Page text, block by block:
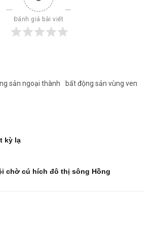
Đánh giá bài viết
sản ngoại thành
bất động sản vùng ven
kỳ lạ
chờ cú hích đô thị sông Hồng